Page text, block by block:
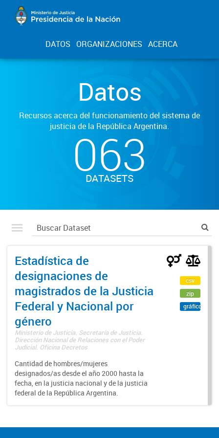
DATOS ORGANIZACIONES ACERCA
Datos
Recursos acerca del funcionamiento del sistema de
justicia de la República Argentina.
063
DATASETS
Estadística de
designaciones de
magistrados de la Justicia
Federal y Nacional por
género
Ministerio de Justicia. Secretaría de Justicia.
Dirección Nacional de Relaciones con el Poder
Judicial. Oficina Decretos
Cantidad de hombres/mujeres
designados/as desde el año 2000 hasta la
fecha, en la justicia nacional y de la justicia
federal de la República Argentina.
csv
zip
gráfico